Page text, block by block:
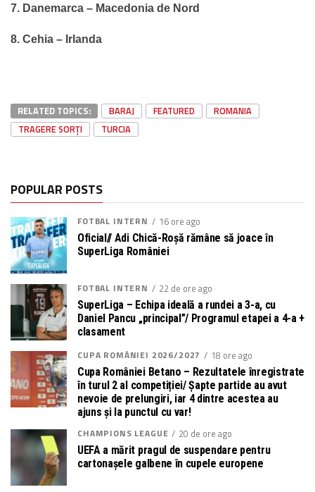
7. Danemarca – Macedonia de Nord
8. Cehia – Irlanda
RELATED TOPICS: BARAJ FEATURED
ROMANIA
TRAGERE SORȚI
TURCIA
POPULAR POSTS
FOTBAL INTERN 16 ore ago
Oficial// Adi Chică-Roșă rămâne să joace în
SuperLiga României
FOTBAL INTERN 22 de ore ago
SuperLiga – Echipa ideală a rundei a 3-a, cu
Daniel Pancu „principal”/ Programul etapei a 4-a +
clasament
CUPA ROMÂNIEI 2026/2027
18 ore ago
Cupa României Betano – Rezultatele înregistrate
în turul 2 al competiției/ Șapte partide au avut
nevoie de prelungiri, iar 4 dintre acestea au
ajuns și la punctul cu var!
CHAMPIONS LEAGUE
20 de ore ago
UEFA a mărit pragul de suspendare pentru
cartonașele galbene în cupele europene